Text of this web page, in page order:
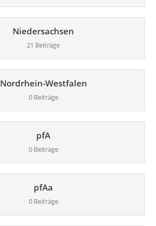
Niedersachsen
21 Beiträge
Nordrhein-Westfalen
0 Beiträge
pfA
0 Beiträge
pfAa
0 Beiträge